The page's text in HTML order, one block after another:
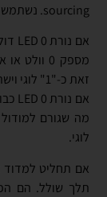
sourcing. נשתמש במודול המבוא הדיגיטלי AB 1756-IV16 כדוגמה.
זאת כ-"1" לוגי וישתמש בו לפעולה בתוך תוכנית ה-PLC.
לוגי.